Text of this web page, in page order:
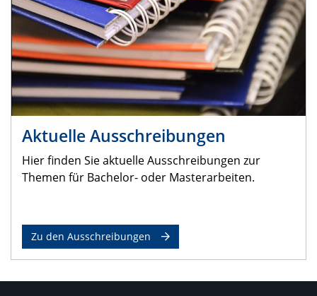
Aktuelle Ausschreibungen
Hier finden Sie aktuelle Ausschreibungen zur
Themen für Bachelor- oder Masterarbeiten.
Zu den Ausschreibungen